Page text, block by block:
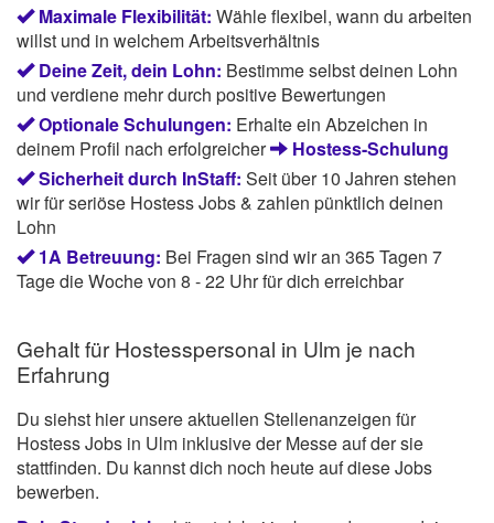
Maximale Flexibilität: Wähle flexibel, wann du arbeiten
willst und in welchem Arbeitsverhältnis
Deine Zeit, dein Lohn: Bestimme selbst deinen Lohn
und verdiene mehr durch positive Bewertungen
Optionale Schulungen: Erhalte ein Abzeichen in
deinem Profil nach erfolgreicher
Hostess-Schulung
Sicherheit durch InStaff: Seit über 10 Jahren stehen
wir für seriöse Hostess Jobs & zahlen pünktlich deinen
Lohn
1A Betreuung: Bei Fragen sind wir an 365 Tagen 7
Tage die Woche von 8 - 22 Uhr für dich erreichbar
Gehalt für Hostesspersonal in Ulm je nach
Erfahrung
Du siehst hier unsere aktuellen Stellenanzeigen für
Hostess Jobs in Ulm inklusive der Messe auf der sie
stattfinden. Du kannst dich noch heute auf diese Jobs
bewerben.